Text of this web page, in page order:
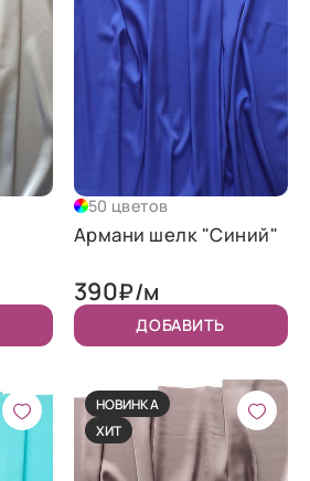
50 цветов
Армани шелк "Синий"
390₽/м
ДОБАВИТЬ
НОВИНКА
ХИТ